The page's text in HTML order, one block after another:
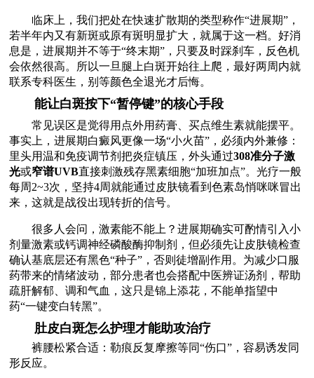
临床上，我们把处在快速扩散期的类型称作“进展期”，
若半年内又有新斑或原有斑明显扩大，就属于这一档。好消
息是，进展期并不等于“终末期”，只要及时踩刹车，反色机
会依然很高。所以一旦腿上白斑开始往上爬，最好两周内就
联系专科医生，别等颜色全退光才后悔。
能让白斑按下“暂停键”的核心手段
常见误区是觉得用点外用药膏、买点维生素就能摆平。
事实上，进展期白癜风更像一场“小火苗”，必须内外兼修：
里头用温和免疫调节剂把炎症镇压，外头通过308准分子激
光或窄谱UVB直接刺激残存黑素细胞“加班加点”。光疗一般
每周2~3次，坚持4周就能通过皮肤镜看到色素岛悄咪咪冒出
来，这就是战役出现转折的信号。
很多人会问，激素能不能上？进展期确实可酌情引入小
剂量激素或钙调神经磷酸酶抑制剂，但必须先让皮肤镜检查
确认基底层还有黑色“种子”，否则徒增副作用。为减少口服
药带来的情绪波动，部分患者也会搭配中医辨证汤剂，帮助
疏肝解郁、调和气血，这只是锦上添花，不能单指望中
药“一键变白转黑”。
肚皮白斑怎么护理才能助攻治疗
裤腰松紧合适：勒痕反复摩擦等同“伤口”，容易诱发同
形反应。